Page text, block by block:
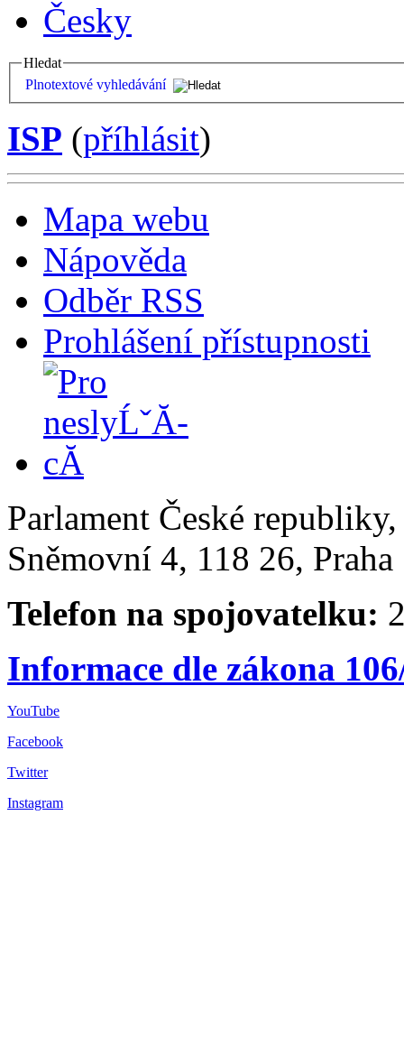
Česky
Hledat
Plnotextové vyhledávání
ISP (příhlásit)
Mapa webu
Nápověda
Odběr RSS
Prohlášení přístupnosti
Parlament České
Sněmovní 4, 118 26,
Telefon na spojovatelku:
Informace dle zákona
YouTube
Facebook
Twitter
Instagram